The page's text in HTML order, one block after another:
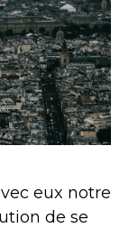
eux notre
de se